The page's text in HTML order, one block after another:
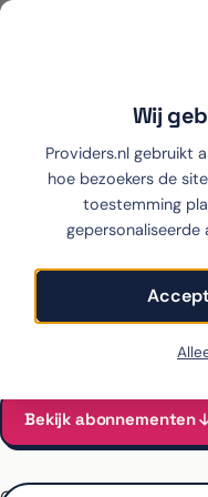
Wij
Providers.nl gebruikt
hoe bezoekers de
toestemming
gepersonaliseerde
iPhone 15›
iPhone 15
bij Youfone
Alle Youfone-
Vanaf €34 per maand,
Bekijk abonnementen